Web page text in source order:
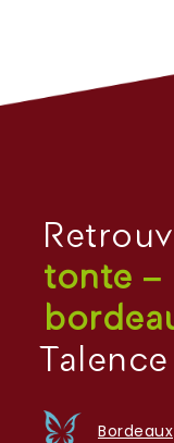
tonte –
Bordeaux